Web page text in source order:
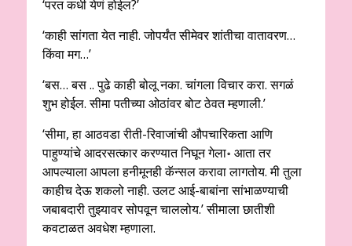
‘परत कधी येणं होईल?’
‘काही सांगता येत नाही. जोपर्यंत सीमेवर शांतीचा वातावरण…
किंवा मग…’
‘बस… बस .. पुढे काही बोलू नका. चांगला विचार करा. सगळं
शुभ होईल. सीमा पतीच्या ओठांवर बोट ठेवत म्हणाली.’
‘सीमा, हा आठवडा रीती-रिवाजांची औपचारिकता आणि
पाहुण्यांचे आदरसत्कार करण्यात निघून गेला॰ आता तर
आपल्याला आपला हनीमूनही कॅन्सल करावा लागतोय. मी तुला
काहीच देऊ शकलो नाही. उलट आई-बाबांना सांभाळण्याची
जबाबदारी तुझ्यावर सोपवून चाललोय.’ सीमाला छातीशी
कवटाळत अवधेश म्हणाला.